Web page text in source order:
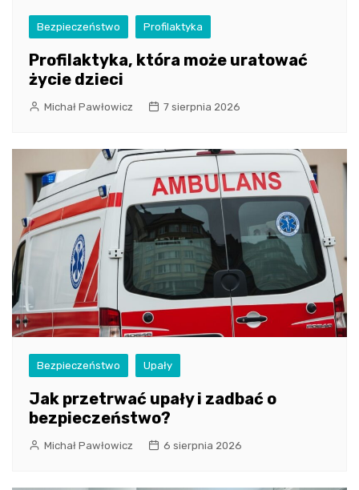
Bezpieczeństwo Profilaktyka
Profilaktyka, która może uratować
życie dzieci
Michał Pawłowicz 7 sierpnia 2026
Bezpieczeństwo Upały
Jak przetrwać upały i zadbać o
bezpieczeństwo?
Michał Pawłowicz 6 sierpnia 2026